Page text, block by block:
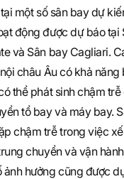
một số sân bay dự
động được dự báo tại
và Sân bay Cagliari.
châu Âu có khả
thể phát sinh chậm
tổ bay và máy bay.
chậm trễ trong việc
chuyển và vận
ảnh hưởng cũng được